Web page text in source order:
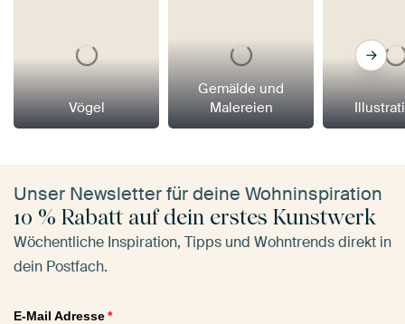
Vögel
Gemälde und
Malereien
Unser Newsletter für deine Wohninspiration
10 % Rabatt auf dein erstes Kunstwerk
Wöchentliche Inspiration, Tipps und Wohntrends direkt in
dein Postfach.
E-Mail Adresse*